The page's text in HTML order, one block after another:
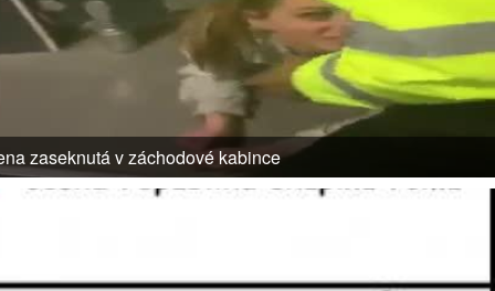
zaseknutá v záchodové kabince